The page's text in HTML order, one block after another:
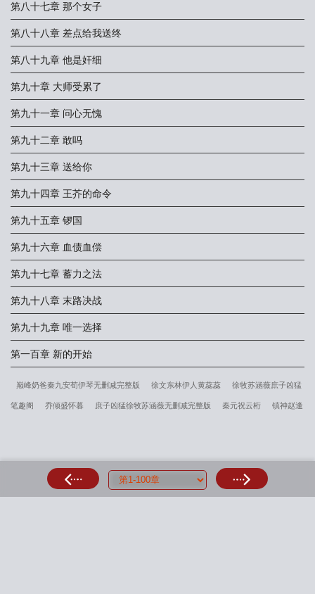
第八十七章 那个女子
第八十八章 差点给我送终
第八十九章 他是奸细
第九十章 大师受累了
第九十一章 问心无愧
第九十二章 敢吗
第九十三章 送给你
第九十四章 王芥的命令
第九十五章 锣国
第九十六章 血债血偿
第九十七章 蓄力之法
第九十八章 末路决战
第九十九章 唯一选择
第一百章 新的开始
巅峰奶爸秦九安荀伊琴无删减完整版 徐文东林伊人黄蕊蕊 徐牧苏涵薇庶子凶猛
笔趣阁 乔倾盛怀暮 庶子凶猛徐牧苏涵薇无删减完整版 秦元祝云桁 镇神赵逢
峰奶爸笔趣阁 徐文东林伊人 棠漓 虞栀夏许言琛
结婚六年老公要过继白月光的儿子沈初霍津臣结局 主角江昭阳赵珊小说